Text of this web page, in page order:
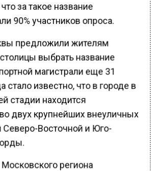
за такое название
90% участников опроса.
предложили жителям
выбрать название
магистрали еще 31
стало известно, что в городе в
стадии находится
двух крупнейших внеуличных
Северо-Восточной и Юго-
региона